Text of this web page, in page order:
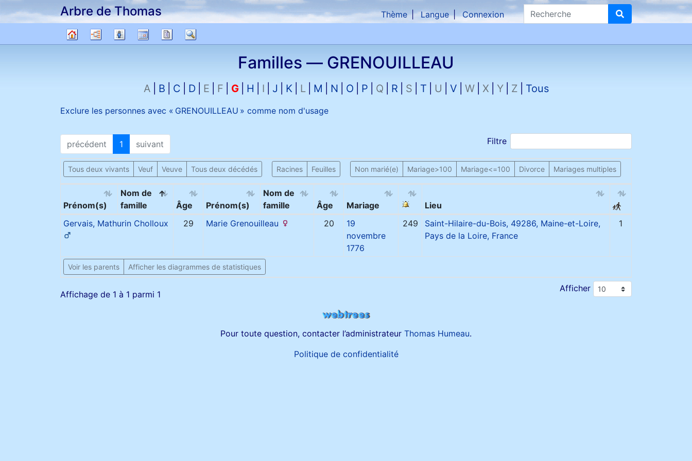
Passer au contenu
Arbre de Thomas Recherche
Thème Langue Connexion
Diagrammes
Listes CalendrierRapports
Familles — GRENOUILLEAU
A B C D E F G H I J K L M N O P Q R S T U V W X Y Z Tous
Exclure les personnes avec « GRENOUILLEAU » comme nom d'usage
précédent 1 suivant Filtre
Tous deux vivants Veuf Veuve Tous deux décédés Racines Feuilles Non marié(e) Mariage>100 Mariage<=100 Divorce Mariages multiples
Prénom(s)
Nom de
famille
Âge Prénom(s)
Nom de
famille
Âge Mariage
Lieu
Gervais, Mathurin Cholloux 29 Marie Grenouilleau 20
19
novembre
1776
249
Saint-Hilaire-du-Bois, 49286, Maine-et-Loire,
Pays de la Loire, France
1
Voir les parents Afficher les diagrammes de statistiques
Affichage de 1 à 1 parmi 1
Afficher
Pour toute question, contacter l’administrateur Thomas Humeau.
Politique de confidentialité